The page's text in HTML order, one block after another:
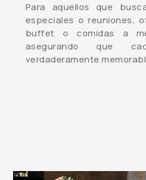
Para aquellos que
especiales o reuniones,
buffet o comidas a
asegurando que
verdaderamente